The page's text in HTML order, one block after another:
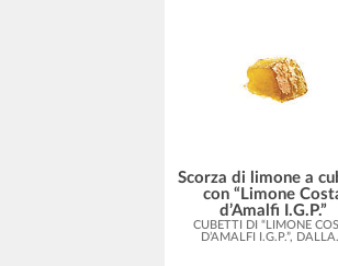
Scorza di limone a
con “Limone
d’Amalfi I.G.P.”
CUBETTI DI “LIMONE
D’AMALFI I.G.P.”,